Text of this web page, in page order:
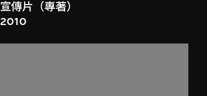
宣傳片（專著）
2010